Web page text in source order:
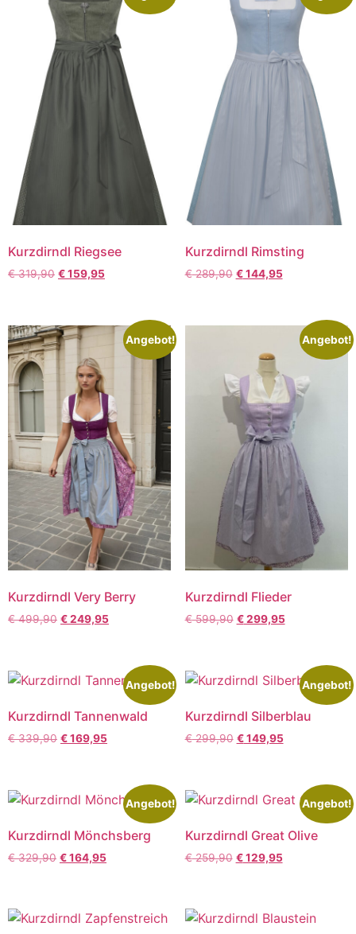
Kurzdirndl Riegsee
€319,90 €159,95
Kurzdirndl Rimsting
€289,90 €144,95
Angebot!
Kurzdirndl Very Berry
€499,90 €249,95
Angebot!
Kurzdirndl Flieder
€599,90 €299,95
Angebot!
Kurzdirndl Tannenwald
€339,90 €169,95
Angebot!
Kurzdirndl Silberblau
€299,90 €149,95
Angebot!
Kurzdirndl Mönchsberg
€329,90 €164,95
Angebot!
Kurzdirndl Great Olive
€259,90 €129,95